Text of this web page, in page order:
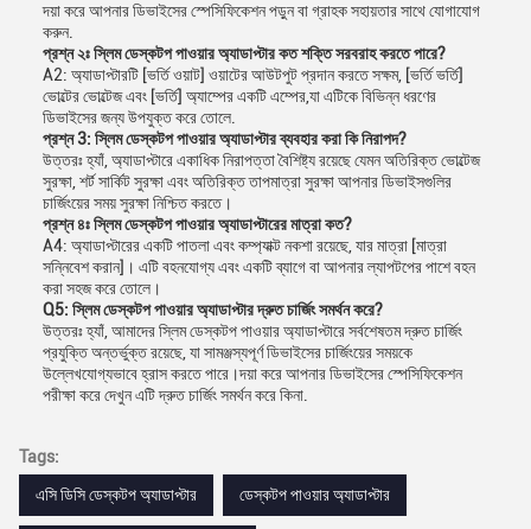
দয়া করে আপনার ডিভাইসের স্পেসিফিকেশন পড়ুন বা গ্রাহক সহায়তার সাথে যোগাযোগ
করুন.
প্রশ্ন ২ঃ স্লিম ডেস্কটপ পাওয়ার অ্যাডাপ্টার কত শক্তি সরবরাহ করতে পারে?
A2: অ্যাডাপ্টারটি [ভর্তি ওয়াট] ওয়াটের আউটপুট প্রদান করতে সক্ষম, [ভর্তি ভর্তি]
ভোল্টের ভোল্টেজ এবং [ভর্তি] অ্যাম্পের একটি এম্পের,যা এটিকে বিভিন্ন ধরণের
ডিভাইসের জন্য উপযুক্ত করে তোলে.
প্রশ্ন 3: স্লিম ডেস্কটপ পাওয়ার অ্যাডাপ্টার ব্যবহার করা কি নিরাপদ?
উত্তরঃ হ্যাঁ, অ্যাডাপ্টারে একাধিক নিরাপত্তা বৈশিষ্ট্য রয়েছে যেমন অতিরিক্ত ভোল্টেজ
সুরক্ষা, শর্ট সার্কিট সুরক্ষা এবং অতিরিক্ত তাপমাত্রা সুরক্ষা আপনার ডিভাইসগুলির
চার্জিংয়ের সময় সুরক্ষা নিশ্চিত করতে।
প্রশ্ন ৪ঃ স্লিম ডেস্কটপ পাওয়ার অ্যাডাপ্টারের মাত্রা কত?
A4: অ্যাডাপ্টারের একটি পাতলা এবং কম্প্যাক্ট নকশা রয়েছে, যার মাত্রা [মাত্রা
সন্নিবেশ করান]। এটি বহনযোগ্য এবং একটি ব্যাগে বা আপনার ল্যাপটপের পাশে বহন
করা সহজ করে তোলে।
Q5: স্লিম ডেস্কটপ পাওয়ার অ্যাডাপ্টার দ্রুত চার্জিং সমর্থন করে?
উত্তরঃ হ্যাঁ, আমাদের স্লিম ডেস্কটপ পাওয়ার অ্যাডাপ্টারে সর্বশেষতম দ্রুত চার্জিং
প্রযুক্তি অন্তর্ভুক্ত রয়েছে, যা সামঞ্জস্যপূর্ণ ডিভাইসের চার্জিংয়ের সময়কে
উল্লেখযোগ্যভাবে হ্রাস করতে পারে।দয়া করে আপনার ডিভাইসের স্পেসিফিকেশন
পরীক্ষা করে দেখুন এটি দ্রুত চার্জিং সমর্থন করে কিনা.
Tags:
এসি ডিসি ডেস্কটপ অ্যাডাপ্টার
ডেস্কটপ পাওয়ার অ্যাডাপ্টার